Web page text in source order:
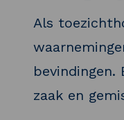
Als
zaak en